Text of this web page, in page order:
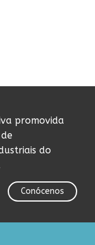
promovida
do
Conócenos